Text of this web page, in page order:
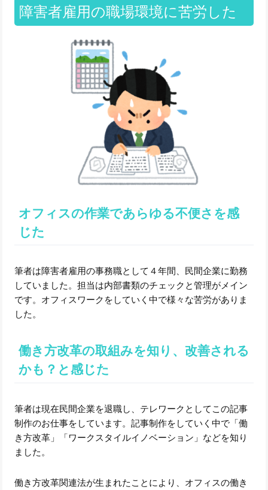
障害者雇用の職場環境に苦労した
オフィスの作業であらゆる不便さを感
じた
筆者は障害者雇用の事務職として４年間、民間企業に勤務
していました。担当は内部書類のチェックと管理がメイン
です。オフィスワークをしていく中で様々な苦労がありま
した。
働き方改革の取組みを知り、改善される
かも？と感じた
筆者は現在民間企業を退職し、テレワークとしてこの記事
制作のお仕事をしています。記事制作をしていく中で「働
き方改革」「ワークスタイルイノベーション」などを知り
ました。
働き方改革関連法が生まれたことにより、オフィスの働き